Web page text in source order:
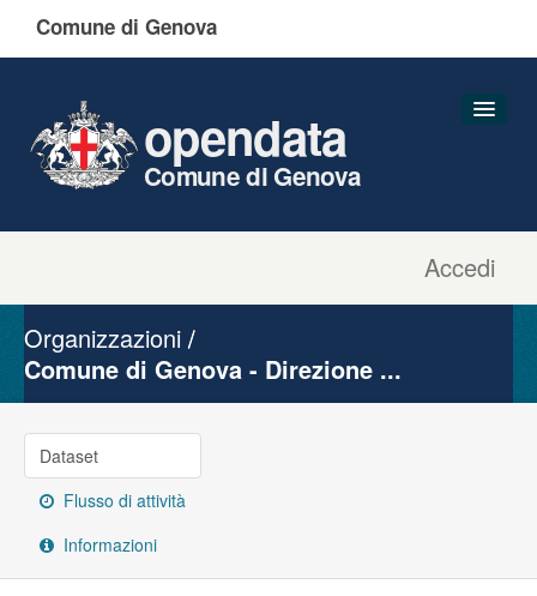
Comune di Genova
Accedi
opendata
Comune di Genova
Gruppi
Organizzazioni
Comune di Genova - Direzione ...
Dataset
Flusso di attività
Informazioni